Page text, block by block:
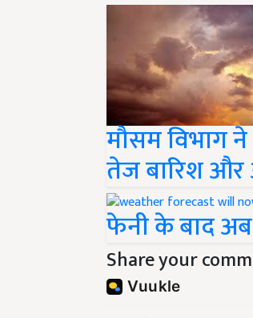
मौसम विभाग
तेज बारिश
फेनी के बाद
Share your